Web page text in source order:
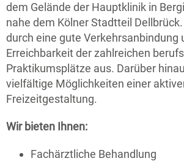
dem Gelände der Hauptklinik in
nahe dem Kölner Stadtteil
durch eine gute Verkehrsanbindung
Erreichbarkeit der zahlreichen
Praktikumsplätze aus. Darüber
vielfältige Möglichkeiten einer
Freizeitgestaltung.
Wir bieten Ihnen:
Fachärztliche Behandlung